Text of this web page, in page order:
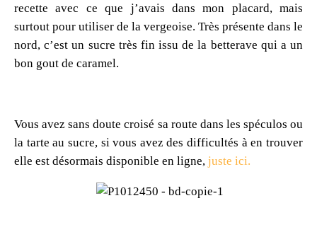
recette avec ce que j’avais dans mon placard, mais
surtout pour utiliser de la vergeoise. Très présente dans le
nord, c’est un sucre très fin issu de la betterave qui a un
bon gout de caramel.
Vous avez sans doute croisé sa route dans les spéculos ou
la tarte au sucre, si vous avez des difficultés à en trouver
elle est désormais disponible en ligne, juste ici.